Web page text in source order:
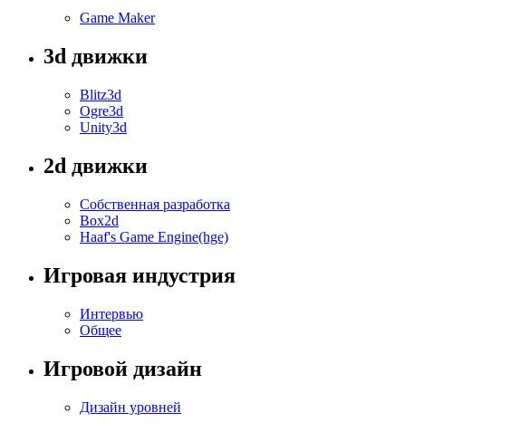
Game Maker
3d движки
Blitz3d
Ogre3d
Unity3d
2d движки
Собственная разработка
Box2d
Haaf's Game Engine(hge)
Игровая индустрия
Интервью
Общее
Игровой дизайн
Дизайн уровней